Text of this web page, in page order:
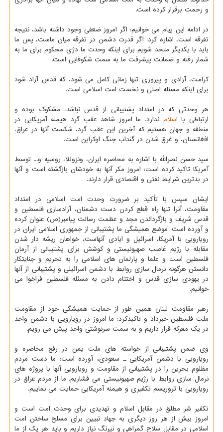
و رحمت برقرار کرده است.
در ادامه این پیام می خوانیم: اگر امروز ضعفی وجود داشته باشد، نتیجه
تفرقه است، اشاره کرد: اگر قدرت دشمن در تفرقه میان ماست، پس ما
باید با یکدیگر متحد شویم برای اینکه وحدت ما دژی محکوم برای ما به
شمار رفته و ضمانت پیشرفت ما به سمت شکوفایی است.
کرامت، آزادی و پیروزی تنها زمانی کامل می شود، که قدس آزاد شود
برای اینکه مسئله اصلی و نخست امت اسلامی است.
هر وحدتی که در امتداد پشتیبانی از قدس نباشد، مشکوک بوده و
ارتباطی با اسلام ندارد. ما امروز شاهد عقب گرد هیمنه آمریکایی در
منطقه و جهان هستیم که آخرین این عقب گرد، شکست آنها در عراق،
افغانستان، و غرق شدن در گنداب جنگ اوکراین است.
سید حسن نصرالله با اشاره به محاصره ایران، ونزوئلا، روسیه و... توسط
آمریکا تاکید کرده است: امروز مکر آنها به خودشان بازگشته است و آنها
در بدترین شرایط نفتی و اقتصادی قرار دارند.
ایشان سپس با تأکید بر ضرورت وحدت امت اسلامی در امتداد
مقاومت، آنرا تنها راه قطع کردن دست دشمنان، آزادسازی فلسطین و
قدس شریف و بازگرداندن مجد و عظمت رسالت پیامبر(ص) عنوان کرده
و آورده است: موضع همیشگی ما پشتیبانی از جمهوری اسلامی ایران در
رویارویی با آمریکا، اسرائیل و ایادی آنهاست، خواهان ریشه دار شدن
مقابله با رژیم غاصب صهیونیستی و کوشش برای پشتیبانی از آرمان
فلسطین است و علما و پارلمان های اسلامی را به تحریم و جنایتکار
دانستن هرگونه نرمال سازی روابط با دشمن اسرائیلی و پشتیبانی از آنها
در یهودی سازی قدس و اختتام دادن به مسئله فلسطین فراخوا می
خوانیم.
رهبر مقاومت لبنان همین طور از حمایت همیشگی خود از مقاومت
ملت فلسطین خبرداد و تاکیدکرد: ما امروز در رویارویی با دشمن واحد
در یک معرکه قرار داریم و به سمت سرنوشتی واحد پیش می رویم.
وی ضمن پشتیبانی از خواسته های ملت یمن در رفع محاصره و
رویارویی با دشمن آمریکایی ـ سعودی، آورده است: ما دست مردم
مظلوم بحرین را در پشتیبانی از مقاومت و رویارویی آنها با پروژه های
نرمال سازی روابط با رژیم صهیونیستی می فشاریم. ما از مردم عراق در
رویارویی با تروریسم تکفیری و هیمنه آمریکایی حمایت می نماییم.
تکفیر شر مطلق در مقابل اسلام و تهدیدی برای وحدت امت است و
امروز بیش از هر روز دیگری به جهاد تبیین برای مسلح ساختن امت
اسلامی در مقابل سلاح گمراهی و نیرنگ نیاز داریم و باید هر یک از ما